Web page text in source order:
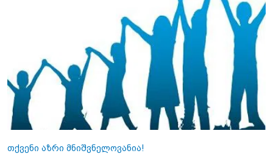
თქვენი აზრი მნიშვნელოვანია!